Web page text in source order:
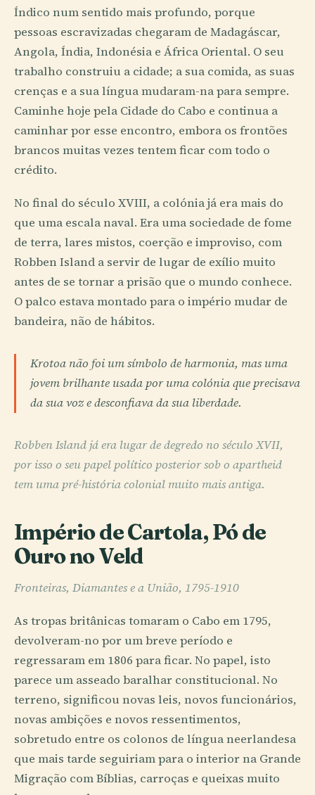
Índico num sentido mais profundo, porque
pessoas escravizadas chegaram de Madagáscar,
Angola, Índia, Indonésia e África Oriental. O seu
trabalho construiu a cidade; a sua comida, as suas
crenças e a sua língua mudaram-na para sempre.
Caminhe hoje pela Cidade do Cabo e continua a
caminhar por esse encontro, embora os frontões
brancos muitas vezes tentem ficar com todo o
crédito.
No final do século XVIII, a colónia já era mais do
que uma escala naval. Era uma sociedade de fome
de terra, lares mistos, coerção e improviso, com
Robben Island a servir de lugar de exílio muito
antes de se tornar a prisão que o mundo conhece.
O palco estava montado para o império mudar de
bandeira, não de hábitos.
Krotoa não foi um símbolo de harmonia, mas uma
jovem brilhante usada por uma colónia que precisava
da sua voz e desconfiava da sua liberdade.
Robben Island já era lugar de degredo no século XVII,
por isso o seu papel político posterior sob o apartheid
tem uma pré-história colonial muito mais antiga.
Império de Cartola, Pó de
Ouro no Veld
Fronteiras, Diamantes e a União, 1795-1910
As tropas britânicas tomaram o Cabo em 1795,
devolveram-no por um breve período e
regressaram em 1806 para ficar. No papel, isto
parece um asseado baralhar constitucional. No
terreno, significou novas leis, novos funcionários,
novas ambições e novos ressentimentos,
sobretudo entre os colonos de língua neerlandesa
que mais tarde seguiriam para o interior na Grande
Migração com Bíblias, carroças e queixas muito